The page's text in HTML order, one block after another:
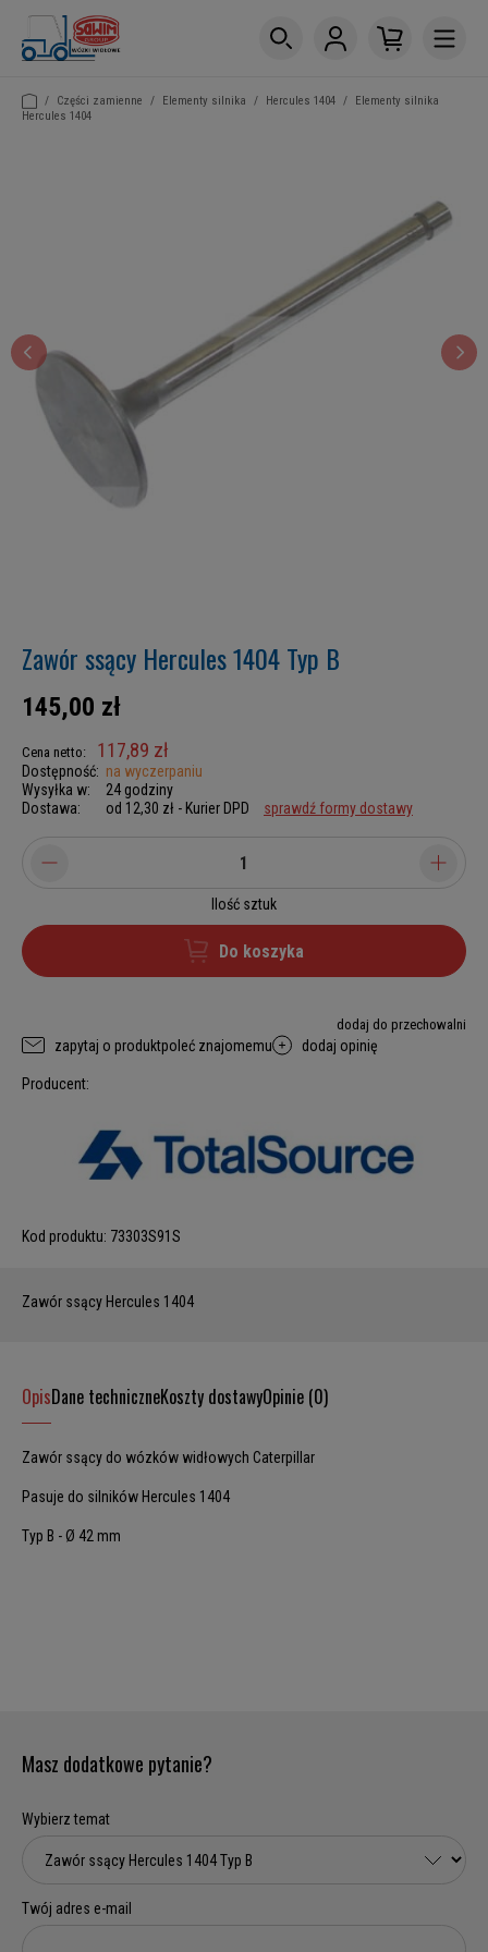
/ Części zamienne / Elementy silnika / Hercules 1404 /
Elementy silnika
Hercules 1404
Zawór ssący Hercules 1404 Typ B
145,00 zł
Cena netto: 117,89 zł
Dostępność: na wyczerpaniu
Wysyłka w:
24 godziny
Dostawa:
od 12,30 zł - Kurier DPD sprawdź formy dostawy
Ilość sztuk
Do koszyka
dodaj do przechowalni
zapytaj o produktpoleć znajomemu dodaj opinię
Producent:
Kod produktu: 73303S91S
Zawór ssący Hercules 1404
OpisDane techniczneKoszty dostawyOpinie (0)
Zawór ssący do wózków widłowych Caterpillar
Pasuje do silników Hercules 1404
Typ B - Ø 42 mm
Masz dodatkowe pytanie?